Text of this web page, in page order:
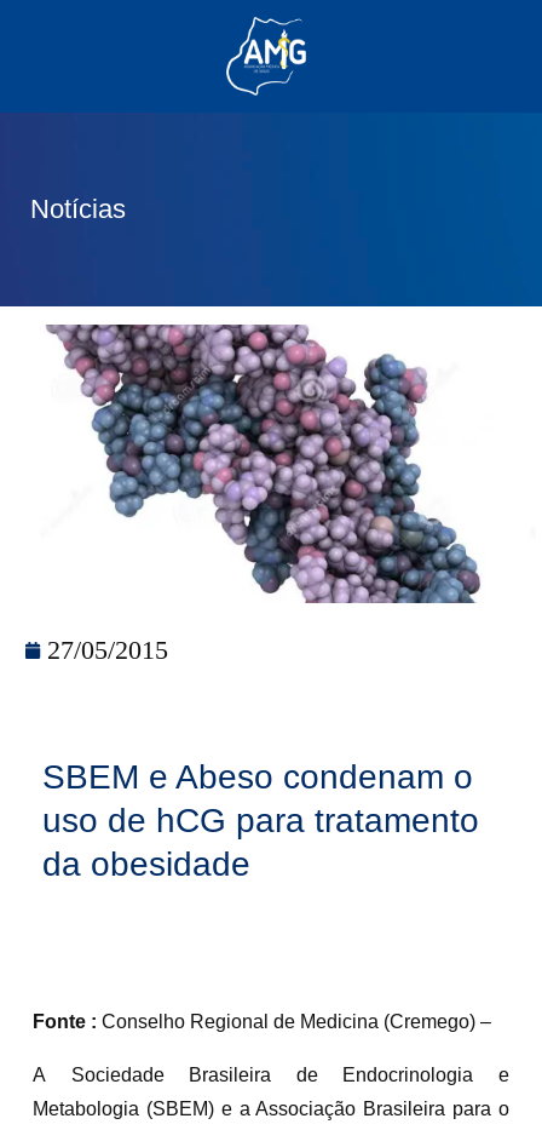
Notícias
27/05/2015
SBEM e Abeso condenam o
uso de hCG para tratamento
da obesidade
Fonte : Conselho Regional de Medicina (Cremego) –
A Sociedade Brasileira de Endocrinologia e
Metabologia (SBEM) e a Associação Brasileira para o